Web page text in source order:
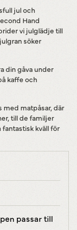
jul och
Hand
vi julglädje till
söker
din gåva under
kaffe och
med matpåsar, där
till de familjer
kväll för
passar till